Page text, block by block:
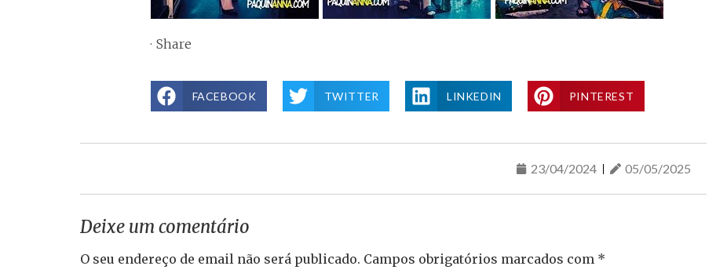
· Share
FACEBOOK TWITTER LINKEDIN PINTEREST
23/04/2024 05/05/2025
Deixe um comentário
O seu endereço de email não será publicado. Campos obrigatórios marcados com *